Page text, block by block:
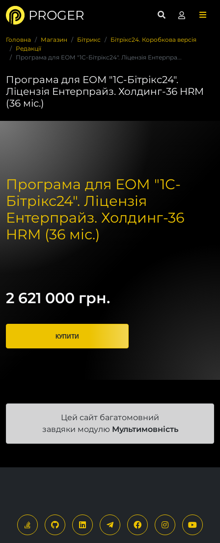
PROGER
Головна Магазин Бітрикс
Бітрікс24. Коробкова версія
Редакції
Програма для ЕОМ "1С-Бітрікс24". Ліцензія Ентерпра...
Програма для ЕОМ "1С-Бітрікс24".
Ліцензія Ентерпрайз. Холдинг-36 HRM
(36 міс.)
Програма для ЕОМ "1С-
Бітрікс24". Ліцензія
Ентерпрайз. Холдинг-36
HRM (36 міс.)
2 621 000 грн.
КУПИТИ
Цей сайт багатомовний
завдяки модулю Мультимовність